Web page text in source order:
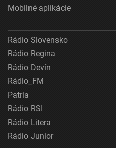
Mobilné aplikácie
Rádio Slovensko
Rádio Regina
Rádio Devín
Rádio_FM
Patria
Rádio RSI
Rádio Litera
Rádio Junior